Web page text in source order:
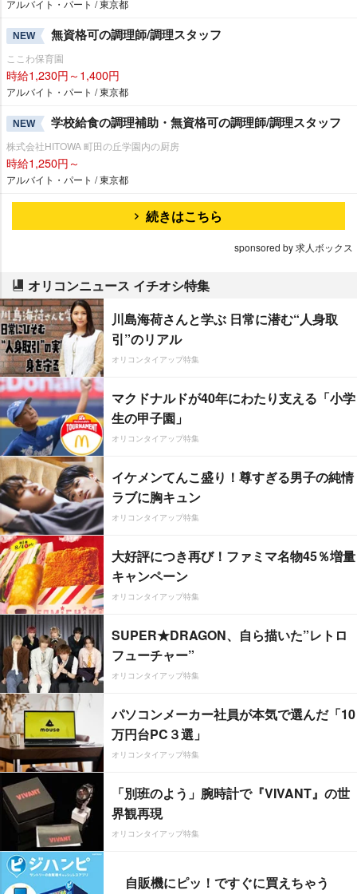
アルバイト・パート / 東京都
NEW 無資格可の調理師/調理スタッフ
ここわ保育園
時給1,230円～1,400円
アルバイト・パート / 東京都
NEW 学校給食の調理補助・無資格可の調理師/調理スタッフ
株式会社HITOWA 町田の丘学園内の厨房
時給1,250円～
アルバイト・パート / 東京都
続きはこちら
sponsored by 求人ボックス
オリコンニュース イチオシ特集
川島海荷さんと学ぶ 日常に潜む“人身取
引”のリアル
オリコンタイアップ特集
マクドナルドが40年にわたり支える「小学
生の甲子園」
オリコンタイアップ特集
イケメンてんこ盛り！尊すぎる男子の純情
ラブに胸キュン
オリコンタイアップ特集
大好評につき再び！ファミマ名物45％増量
キャンペーン
オリコンタイアップ特集
SUPER★DRAGON、自ら描いた”レトロ
フューチャー”
オリコンタイアップ特集
パソコンメーカー社員が本気で選んだ「10
万円台PC３選」
オリコンタイアップ特集
「別班のよう」腕時計で『VIVANT』の世
界観再現
オリコンタイアップ特集
自販機にピッ！ですぐに買えちゃう